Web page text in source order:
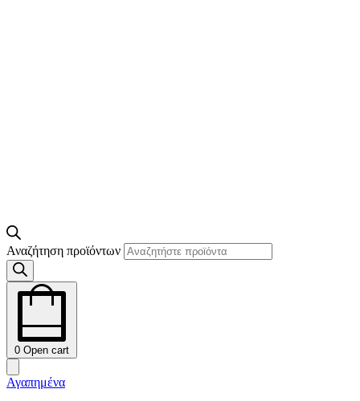
Αναζήτηση προϊόντων
0 Open cart
Αγαπημένα